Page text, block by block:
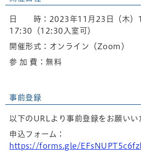
日 時：2023年11月23日（木）
17:30（12:30入室可）
開催形式：オンライン（Zoom）
参 加 費：無料
事前登録
以下のURLより事前登録をお願いい
申込フォーム：
https://forms.gle/